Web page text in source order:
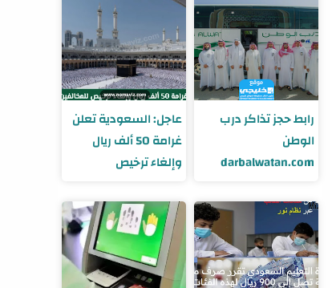
رابط حجز تذاكر درب
الوطن
darbalwatan.com
عاجل: السعودية تعلن
غرامة 50 ألف ريال
وإلغاء ترخيص
والمدينة .. تفاصيل